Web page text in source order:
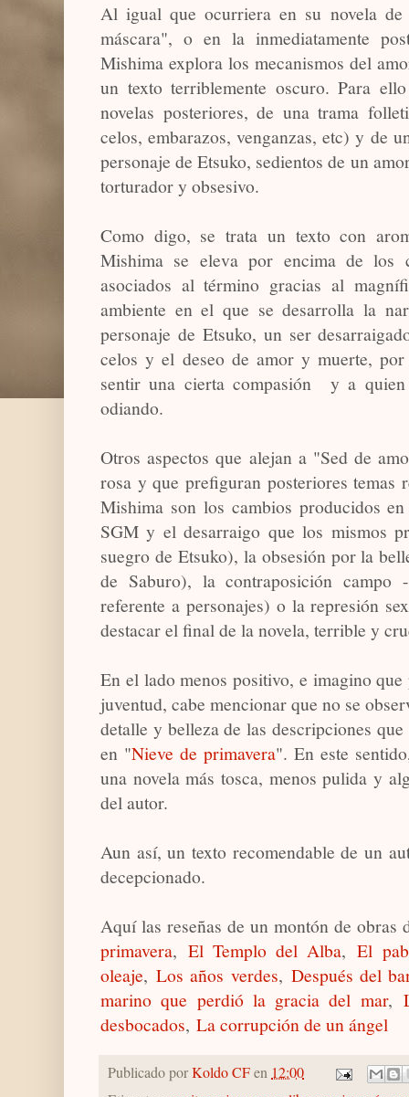
Al igual que ocurriera en su novela de
máscara", o en la inmediatamente
Mishima explora los mecanismos del
un texto terriblemente oscuro. Para
novelas posteriores, de una trama
celos, embarazos, venganzas, etc) y de
personaje de Etsuko, sedientos de un
torturador y obsesivo.
Como digo, se trata un texto con
Mishima se eleva por encima de
asociados al término gracias al
ambiente en el que se desarrolla la
personaje de Etsuko, un ser
celos y el deseo de amor y muerte,
sentir una cierta compasión y a quien
odiando.
Otros aspectos que alejan a "Sed de
rosa y que prefiguran posteriores temas
Mishima son los cambios producidos
SGM y el desarraigo que los mismos
suegro de Etsuko), la obsesión por la
de Saburo), la contraposición
referente a personajes) o la represión
destacar el final de la novela, terrible y
En el lado menos positivo, e imagino
juventud, cabe mencionar que no se
detalle y belleza de las descripciones
en "Nieve de primavera". En este
una novela más tosca, menos pulida y
del autor.
Aun así, un texto recomendable de un
decepcionado.
Aquí las reseñas de un montón de
primavera,El Templo del Alba,El
oleaje,Los años verdes, Después del
marino que perdió la gracia del mar,
desbocados, La corrupción de un ángel
Publicado porKoldo CFen 12:00